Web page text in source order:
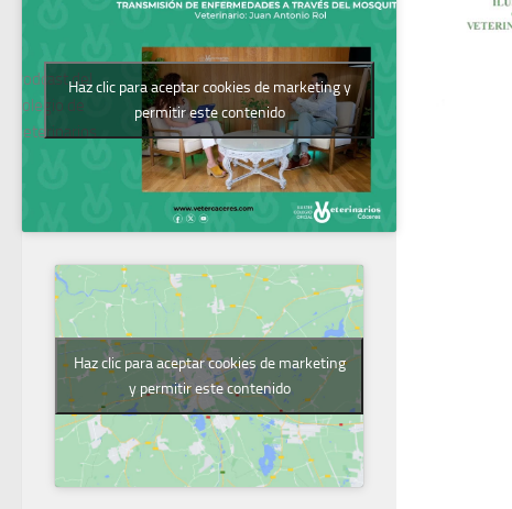
Podcast del
Colegio de
Veterinarios
Haz clic para aceptar cookies de marketing y
permitir este contenido
Haz clic para aceptar cookies de marketing
y permitir este contenido